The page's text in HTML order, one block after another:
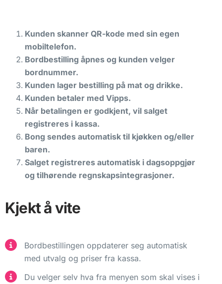
Kunden skanner QR-kode med sin egen
mobiltelefon.
Bordbestilling åpnes og kunden velger
bordnummer.
Kunden lager bestilling på mat og drikke.
Kunden betaler med Vipps.
Når betalingen er godkjent, vil salget
registreres i kassa.
Bong sendes automatisk til kjøkken og/eller
baren.
Salget registreres automatisk i dagsoppgjør
og tilhørende regnskapsintegrasjoner.
Kjekt å vite
Bordbestillingen oppdaterer seg automatisk
med utvalg og priser fra kassa.
Du velger selv hva fra menyen som skal vises i